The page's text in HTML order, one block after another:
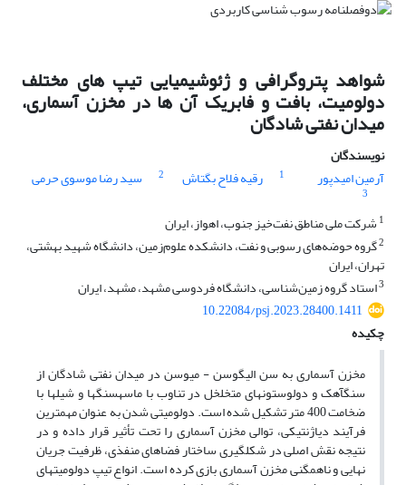
شواهد پتروگرافی و ژئوشیمیایی تیپ های مختلف
دولومیت، بافت و فابریک آن ها در مخزن آسماری،
میدان نفتی شادگان
نویسندگان
آرمین امیدپور
1 رقیه فلاح بگتاش 2 سید رضا موسوی حرمی
3
1 شرکت ملی مناطق نفت‌خیز جنوب، اهواز، ایران
2گروه حوضه‌های رسوبی و نفت، دانشکده علوم‌زمین، دانشگاه شهید بهشتی،
تهران، ایران
3استاد گروه زمین‌شناسی، دانشگاه فردوسی مشهد، مشهد، ایران
10.22084/psj.2023.28400.1411
چکیده
مخزن آسماری به سن الیگوسن - میوسن در میدان نفتی شادگان از
سنگ­آهک و دولوستون­های متخلخل در تناوب با ماسه­سنگ­ها و شیل­ها با
ضخامت 400 متر تشکیل شده است. دولومیتی شدن به عنوان مهم­ترین
فرآیند دیاژنتیکی، توالی مخزن آسماری را تحت تأثیر قرار داده و در
نتیجه نقش اصلی در شکل­گیری ساختار فضاهای منفذی، ظرفیت جریان
نهایی و ناهمگنی مخزن آسماری بازی کرده است. انواع تیپ دولومیت­های